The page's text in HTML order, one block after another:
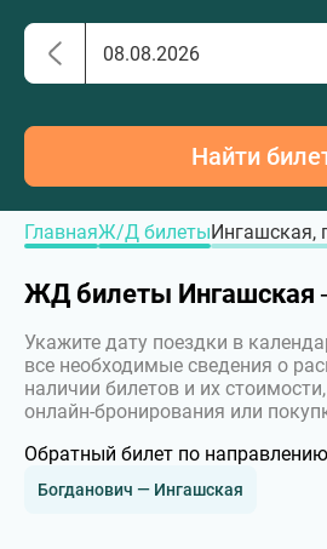
Найти
ГлавнаяЖ/Д билетыИнгашская,
ЖД билеты Ингашская
Укажите дату поездки в
все необходимые сведения о
наличии билетов и их
онлайн-бронирования или
Обратный билет по
Богданович — Ингашская